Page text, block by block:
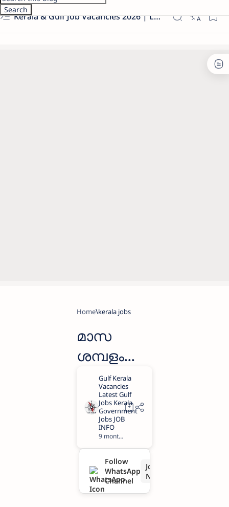
Kerala & Gulf Job Vacancies 2026 | Latest Govt & Private Jobs
Home kerala jobs
മാസ
ശമ്പളം
35,000
രൂപ,
ദൂരദർശൻ,
ആകാശ
വാണി
കേന്ദ്രളിൽ
ജോലി
9 months ago
Follow
WhatsApp
Channel
Join
Now